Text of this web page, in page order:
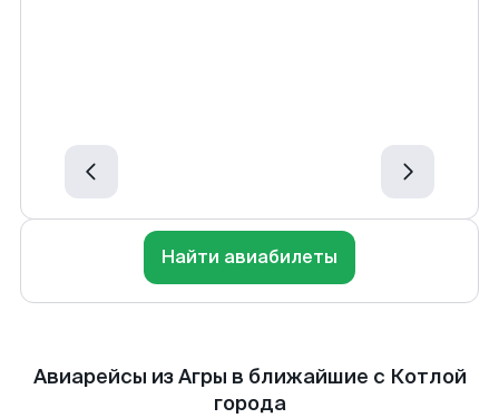
Найти авиабилеты
Авиарейсы из Агры в ближайшие с Котлой
города